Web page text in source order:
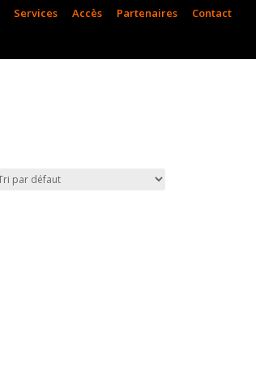
Services Accès Partenaires Contact